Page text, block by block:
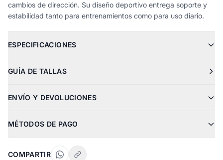
cambios de dirección. Su diseño deportivo entrega soporte y
estabilidad tanto para entrenamientos como para uso diario.
ESPECIFICACIONES
GUÍA DE TALLAS
ENVÍO Y DEVOLUCIONES
MÉTODOS DE PAGO
COMPARTIR